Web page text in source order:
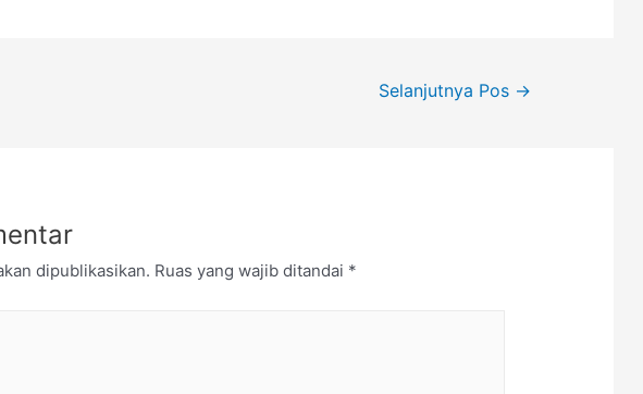
Selanjutnya Pos →
dipublikasikan. Ruas yang wajib ditandai *